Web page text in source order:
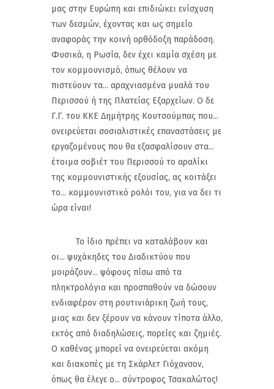
μας στην Ευρώπη και επιδιώκει ενίσχυση
των δεσμών, έχοντας και ως σημείο
αναφοράς την κοινή ορθόδοξη παράδοση.
Φυσικά, η Ρωσία, δεν έχει καμία σχέση με
τον κομμουνισμό, όπως θέλουν να
πιστεύουν τα... αραχνιασμένα μυαλά του
Περισσού ή της Πλατείας Εξαρχείων. Ο δε
Γ.Γ. του ΚΚΕ Δημήτρης Κουτσούμπας που...
ονειρεύεται σοσιαλιστικές επαναστάσεις με
εργαζομένους που θα εξασφαλίσουν στα...
έτοιμα σοβιέτ του Περισσού το αραλίκι
της κομμουνιστικής εξουσίας, ας κοιτάξει
το... κομμουνιστικό ρολόι του, για να δει τι
ώρα είναι!
Το ίδιο πρέπει να καταλάβουν και
οι... ψυχάκηδες του Διαδικτύου που
μοιράζουν... ψόφους πίσω από τα
πληκτρολόγια και προσπαθούν να δώσουν
ενδιαφέρον στη ρουτινιάρικη ζωή τους,
μιας και δεν ξέρουν να κάνουν τίποτα άλλο,
εκτός από διαδηλώσεις, πορείες και ζημιές.
Ο καθένας μπορεί να ονειρεύεται ακόμη
και διακοπές με τη Σκάρλετ Γιόχανσον,
όπως θα έλεγε ο... σύντροφος Τσακαλώτος!